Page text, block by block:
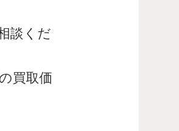
談くだ
買取価